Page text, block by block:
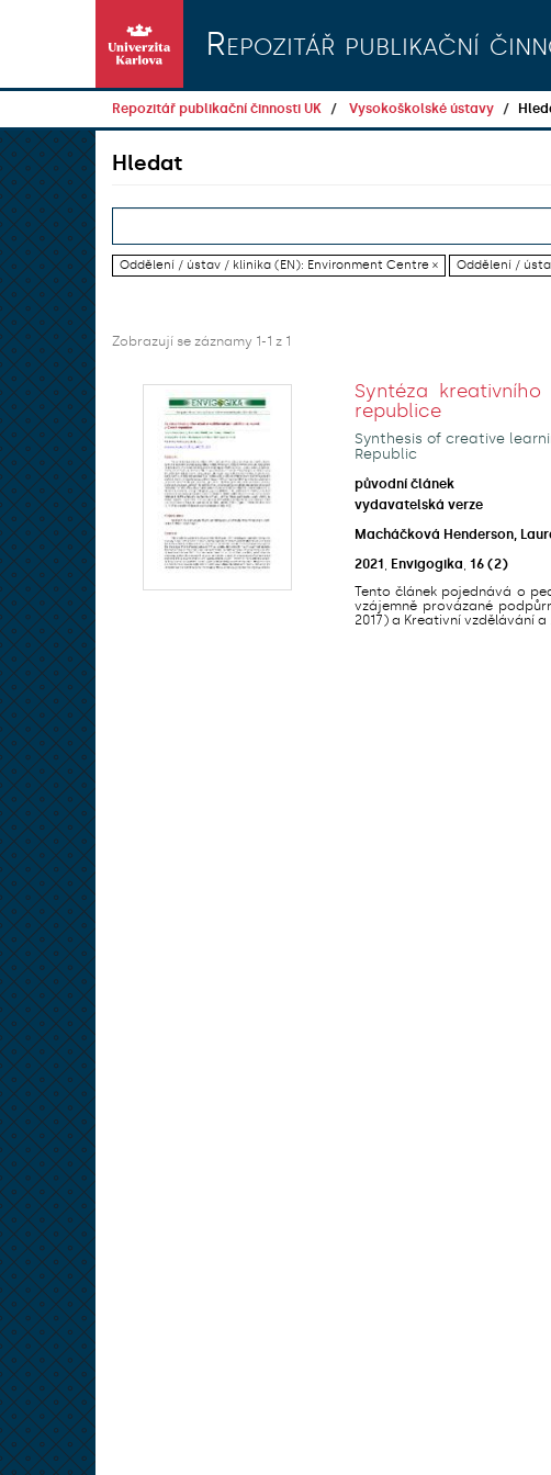
Repozitář publikační
Repozitář publikační činnosti UK Vysokoškolské ústavy
Hledat
Oddělení / ústav / klinika (EN): Environment Centre × Oddělení /
Zobrazují se záznamy 1-1 z 1
Syntéza
republice
Synthesis of creative
Republic
původní článek
vydavatelská verze
Macháčková Henderson,
2021
Envigogika 16 (2)
Tento článek pojednává o
vzájemně provázané
2017) a Kreativní vzdělávání a